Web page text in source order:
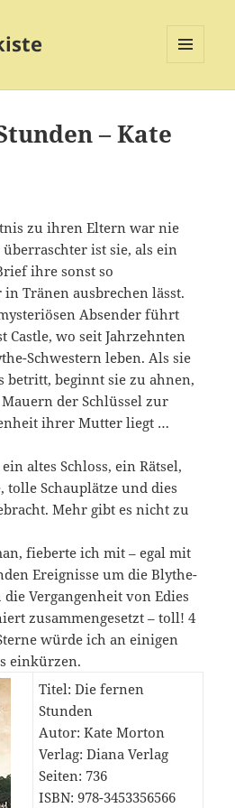
– Kate
zu ihren Eltern war nie
überraschter ist sie, als ein
ihre sonst so
Tränen ausbrechen lässt.
Absender führt
Castle, wo seit Jahrzehnten
Schwestern leben. Als sie
betritt, beginnt sie zu ahnen,
der Schlüssel zur
ihrer Mutter liegt …
altes Schloss, ein Rätsel,
tolle Schauplätze und dies
Mehr gibt es nicht zu
fieberte ich mit – egal mit
Ereignisse um die Blythe-
Vergangenheit von Edies
zusammengesetzt – toll! 4
würde ich an einigen
einkürzen.
Titel: Die fernen
Stunden
Autor: Kate Morton
Verlag: Diana Verlag
Seiten: 736
ISBN: 978-3453356566